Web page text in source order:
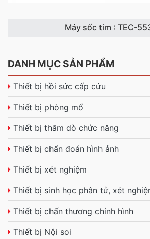
Máy sốc tim : TEC-
DANH MỤC SẢN PHẨM
Thiết bị hồi sức cấp cứu
Thiết bị phòng mổ
Thiết bị thăm dò chức năng
Thiết bị chẩn đoán hình ảnh
Thiết bị xét nghiệm
Thiết bị sinh học phân tử, xét
Thiết bị chấn thương chỉnh hình
Thiết bị Nội soi